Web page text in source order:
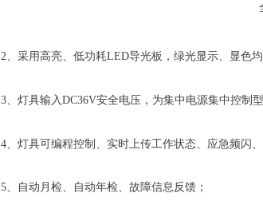
全不
2、采用高亮、低功耗LED导光板，绿光显示、显色
3、灯具输入DC36V安全电压，为集中电源集中控制
4、灯具可编程控制、实时上传工作状态、应急频闪、
5、自动月检、自动年检、故障信息反馈；